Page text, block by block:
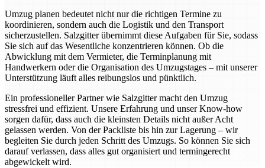
Umzug planen bedeutet nicht nur die richtigen Termine zu
koordinieren, sondern auch die Logistik und den Transport
sicherzustellen. Salzgitter übernimmt diese Aufgaben für Sie, sodass
Sie sich auf das Wesentliche konzentrieren können. Ob die
Abwicklung mit dem Vermieter, die Terminplanung mit
Handwerkern oder die Organisation des Umzugstages – mit unserer
Unterstützung läuft alles reibungslos und pünktlich.
Ein professioneller Partner wie Salzgitter macht den Umzug
stressfrei und effizient. Unsere Erfahrung und unser Know-how
sorgen dafür, dass auch die kleinsten Details nicht außer Acht
gelassen werden. Von der Packliste bis hin zur Lagerung – wir
begleiten Sie durch jeden Schritt des Umzugs. So können Sie sich
darauf verlassen, dass alles gut organisiert und termingerecht
abgewickelt wird.